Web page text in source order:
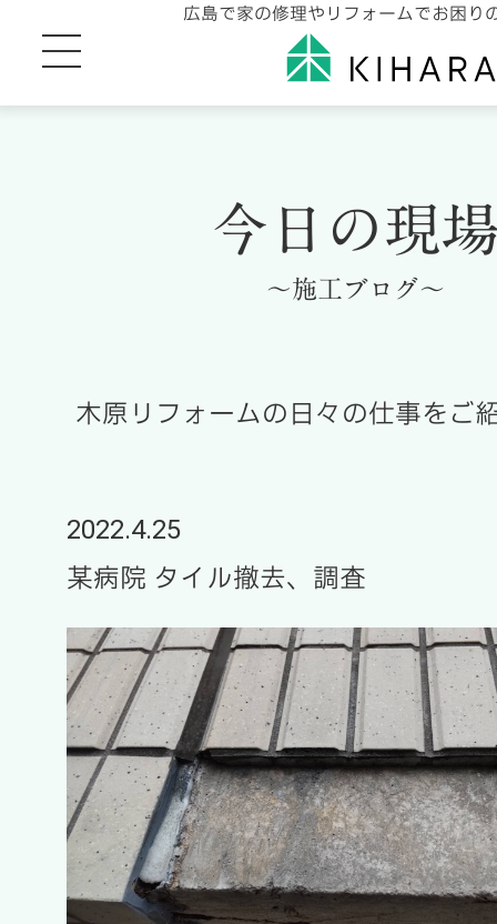
広島で家の修理やリフォームでお困り
今日の現
～施工ブログ～
木原リフォームの日々の仕事をご
2022.4.25
某病院 タイル撤去、調査